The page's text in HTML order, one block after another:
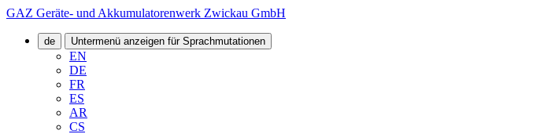
GAZ Geräte- und Akkumulatorenwerk Zwickau GmbH
de Untermenü anzeigen für Sprachmutationen
EN
DE
FR
ES
AR
CS